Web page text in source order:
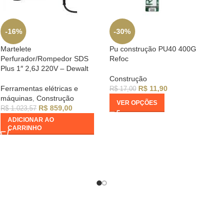
-16%
Martelete
Perfurador/Rompedor SDS
Plus 1″ 2,6J 220V – Dewalt
Ferramentas elétricas e
máquinas Construção
R$1.023,57 R$ 859,00
ADICIONAR AO
CARRINHO
-30%
Pu construção PU40 400G
Refoc
Construção
R$17,00 R$11,90
VER OPÇÕES